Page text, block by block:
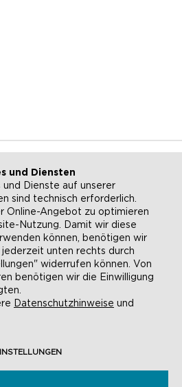
KONTAKT
BARRIEREFREIHEIT
AGB
und Diensten
Dienste auf unserer
sind technisch erforderlich.
Online-Angebot zu optimieren
Nutzung. Damit wir diese
können, benötigen wir
jederzeit unten rechts durch
widerrufen können. Von
benötigen wir die Einwilligung
Datenschutzhinweise und